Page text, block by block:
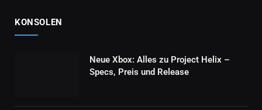
KONSOLEN
Neue Xbox: Alles zu Project Helix –
Specs, Preis und Release